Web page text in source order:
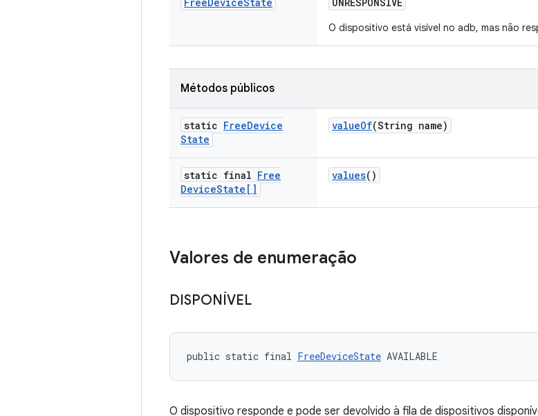
O dispositivo está visível no adb, mas não
Métodos públicos
static FreeDevice
State
valueOf(String name)
static final Free
DeviceState[]
values()
Valores de enumeração
DISPONÍVEL
public static final FreeDeviceState AVAILABLE
O dispositivo responde e pode ser devolvido à fila de dispositivos